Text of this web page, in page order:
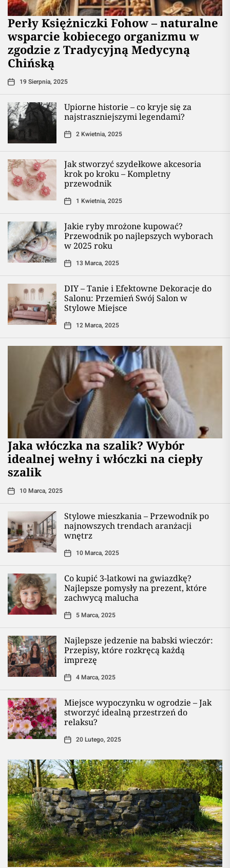
Perły Księżniczki Fohow – naturalne
wsparcie kobiecego organizmu w
zgodzie z Tradycyjną Medycyną
Chińską
19 Sierpnia, 2025
Upiorne historie – co kryje się za
najstraszniejszymi legendami?
2 Kwietnia, 2025
Jak stworzyć szydełkowe akcesoria
krok po kroku – Kompletny
przewodnik
1 Kwietnia, 2025
Jakie ryby mrożone kupować?
Przewodnik po najlepszych wyborach
w 2025 roku
13 Marca, 2025
DIY – Tanie i Efektowne Dekoracje do
Salonu: Przemień Swój Salon w
Stylowe Miejsce
12 Marca, 2025
Jaka włóczka na szalik? Wybór
idealnej wełny i włóczki na ciepły
szalik
10 Marca, 2025
Stylowe mieszkania – Przewodnik po
najnowszych trendach aranżacji
wnętrz
10 Marca, 2025
Co kupić 3-latkowi na gwiazdkę?
Najlepsze pomysły na prezent, które
zachwycą malucha
5 Marca, 2025
Najlepsze jedzenie na babski wieczór:
Przepisy, które rozkręcą każdą
imprezę
4 Marca, 2025
Miejsce wypoczynku w ogrodzie – Jak
stworzyć idealną przestrzeń do
relaksu?
20 Lutego, 2025